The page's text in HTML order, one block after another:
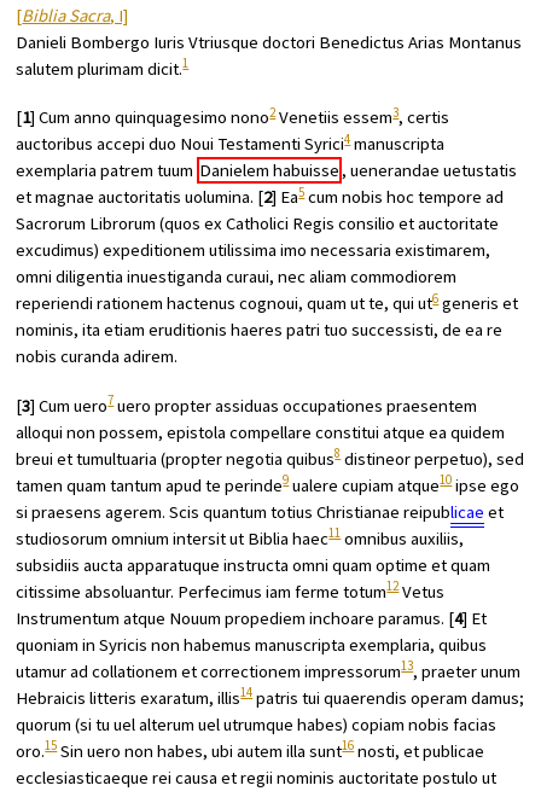
[Biblia Sacra, I]
Danieli Bombergo Iuris Vtriusque doctori Benedictus Arias Montanus
salutem plurimam dicit.1
[1] Cum anno quinquagesimo nono2Venetiis essem3, certis
auctoribus accepi duo Noui Testamenti Syrici4manuscripta
exemplaria patrem tuum Danielem habuisse, uenerandae uetustatis
et magnae auctoritatis uolumina. [2] Ea5cum nobis hoc tempore ad
Sacrorum Librorum (quos ex Catholici Regis consilio et auctoritate
excudimus) expeditionem utilissima imo necessaria existimarem,
omni diligentia inuestiganda curaui, nec aliam commodiorem
reperiendi rationem hactenus cognoui, quam ut te, qui ut6generis et
nominis, ita etiam eruditionis haeres patri tuo successisti, de ea re
nobis curanda adirem.
[3] Cum uero7uero propter assiduas occupationes praesentem
alloqui non possem, epistola compellare constitui atque ea quidem
breui et tumultuaria (propter negotia quibus8distineor perpetuo), sed
tamen quam tantum apud te perinde9ualere cupiam atque10ipse ego
si praesens agerem. Scis quantum totius Christianae reipublicae et
studiosorum omnium intersit ut Biblia haec11omnibus auxiliis,
subsidiis aucta apparatuque instructa omni quam optime et quam
citissime absoluantur. Perfecimus iam ferme totum12Vetus
Instrumentum atque Nouum propediem inchoare paramus. [4] Et
quoniam in Syricis non habemus manuscripta exemplaria, quibus
utamur ad collationem et correctionem impressorum13, praeter unum
Hebraicis litteris exaratum, illis14patris tui quaerendis operam damus;
quorum (si tu uel alterum uel utrumque habes) copiam nobis facias
oro.15Sin uero non habes, ubi autem illa sunt16nosti, et publicae
ecclesiasticaeque rei causa et regii nominis auctoritate postulo ut